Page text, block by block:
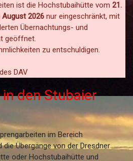
ist die Hochstubaihütte vom 21.
2026 nur eingeschränkt, mit
Übernachtungs- und
geöffnet.
zu entschuldigen.
DAV
den Stubaier
im Bereich
Übergänge von der Dresdner
oder Hochstubaihütte und